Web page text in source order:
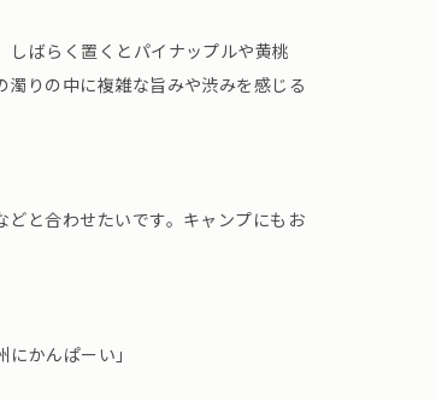
しばらく置くとパイナップルや黄桃
りの中に複雑な旨みや渋みを感じる
と合わせたいです。キャンプにもお
かんぱーい」